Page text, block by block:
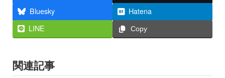
Bluesky
Hatena
LINE
Copy
関連記事